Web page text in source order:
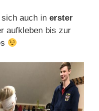
sich auch in erster
aufkleben bis zur